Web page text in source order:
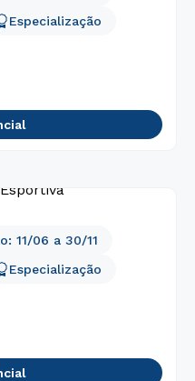
Especialização
Especialização
11/06 a 30/11